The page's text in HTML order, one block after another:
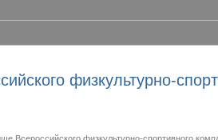
физкультурно-